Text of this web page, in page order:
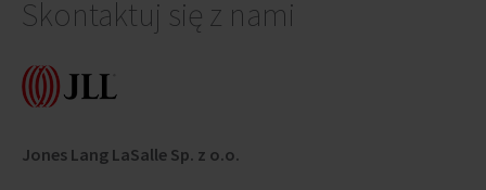
Skontaktuj się z nami
Jones Lang LaSalle Sp. z o.o.